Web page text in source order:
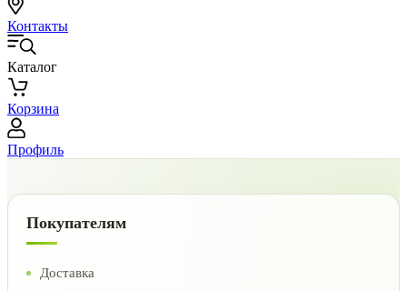
Контакты
Каталог
Корзина
Профиль
Покупателям
Доставка